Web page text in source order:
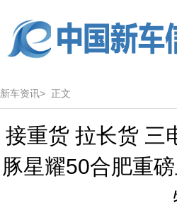
新车资讯> 正文
接重货 拉长货
豚星耀50合肥重